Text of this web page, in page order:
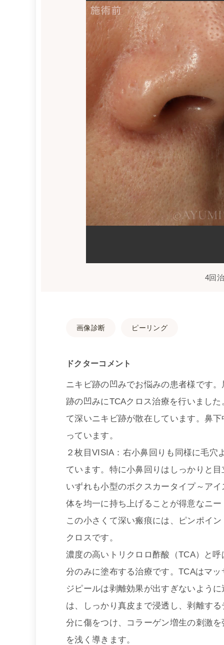
4回
画像診断 ピーリング
ドクターコメント
ニキビ跡の凹みでお悩みの患者様です
跡の凹みにTCAクロス治療を行いまし
て深いニキビ跡が散在しています。鼻
っています。
２枚目VISIA：右小鼻回りも同様に毛
ています。特に小鼻回りはしっかりと
いずれも小型のボクスカータイプ～ア
体を均一に持ち上げることが得意なニ
この小さくて深い瘢痕には、ピンポイ
クロスです。
濃度の高いトリクロロ酢酸（TCA）と
分のみに塗布する治療です。TCAはマ
ジピールは剥離効果が出すぎないよう
は、しっかり真皮まで浸透し、剥離す
分に傷をつけ、コラーゲン増生の刺激
を浅く導きます。